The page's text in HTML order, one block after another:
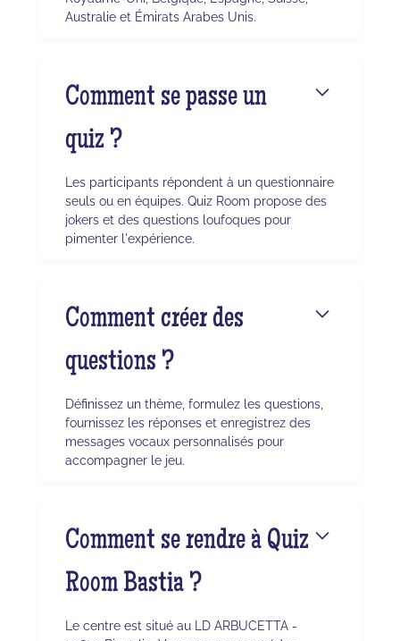
Australie et Émirats Arabes Unis.
Comment se passe un
quiz ?
Les participants répondent à un questionnaire
seuls ou en équipes. Quiz Room propose des
jokers et des questions loufoques pour
pimenter l'expérience.
Comment créer des
questions ?
Définissez un thème, formulez les questions,
fournissez les réponses et enregistrez des
messages vocaux personnalisés pour
accompagner le jeu.
Comment se rendre à Quiz
Room Bastia ?
Le centre est situé au LD ARBUCETTA -